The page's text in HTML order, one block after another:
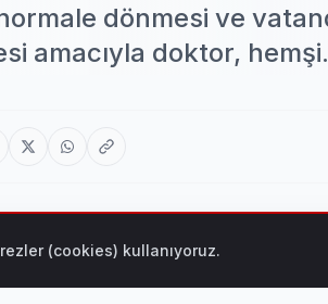
dönmesi ve
amacıyla doktor,
(cookies) kullanıyoruz.